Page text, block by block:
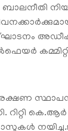
റിറ്റി